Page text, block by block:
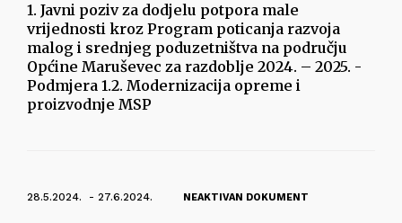
1. Javni poziv za dodjelu potpora male
vrijednosti kroz Program poticanja razvoja
malog i srednjeg poduzetništva na području
Općine Maruševec za razdoblje 2024. – 2025. -
Podmjera 1.2. Modernizacija opreme i
proizvodnje MSP
28.5.2024. - 27.6.2024. NEAKTIVAN DOKUMENT